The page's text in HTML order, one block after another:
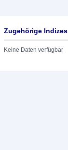
Zugehörige Indizes
Keine Daten verfügbar